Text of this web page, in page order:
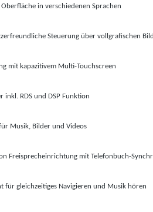
in verschiedenen Sprachen
Steuerung über vollgrafischen
mit kapazitivem Multi-Touchscreen
inkl. RDS und DSP Funktion
Musik, Bilder und Videos
Freisprecheinrichtung mit Telefonbuch-
für gleichzeitiges Navigieren und Musik hören